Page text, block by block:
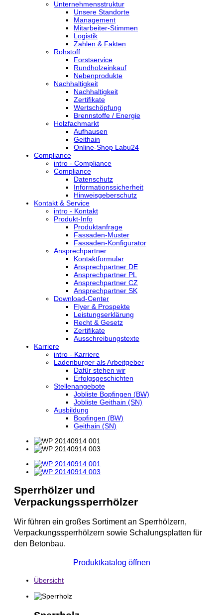
Unternehmensstruktur
Unsere Standorte
Management
Mitarbeiter-Stimmen
Logistik
Zahlen & Fakten
Rohstoff
Forstservice
Rundholzeinkauf
Nebenprodukte
Nachhaltigkeit
Nachhaltigkeit
Zertifikate
Wertschöpfung
Brennstoffe / Energie
Holzfachmarkt
Aufhausen
Geithain
Online-Shop Labu24
Compliance
intro - Compliance
Compliance
Datenschutz
Informationssicherheit
Hinweisgeberschutz
Kontakt & Service
intro - Kontakt
Produkt-Info
Produktanfrage
Fassaden-Muster
Fassaden-Konfigurator
Ansprechpartner
Kontaktformular
Ansprechpartner DE
Ansprechpartner PL
Ansprechpartner CZ
Ansprechpartner SK
Download-Center
Flyer & Prospekte
Leistungserklärung
Recht & Gesetz
Zertifikate
Ausschreibungstexte
Karriere
intro - Karriere
Ladenburger als Arbeitgeber
Dafür stehen wir
Erfolgsgeschichten
Stellenangebote
Jobliste Bopfingen (BW)
Jobliste Geithain (SN)
Ausbildung
Bopfingen (BW)
Geithain (SN)
Sperrhölzer und
Verpackungssperrhölzer
Wir führen ein großes Sortiment an Sperrhölzern,
Verpackungssperrhölzern sowie Schalungsplatten für
den Betonbau.
Produktkatalog öffnen
Übersicht